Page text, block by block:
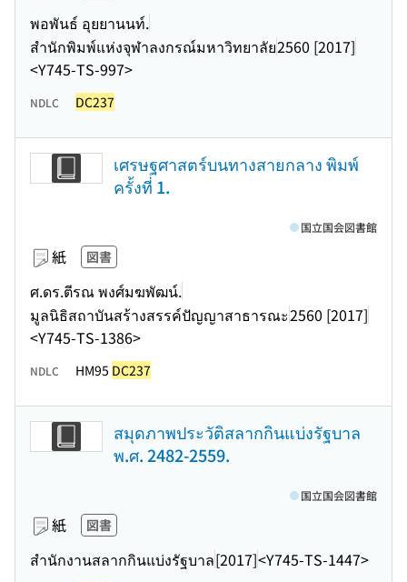
พอพันธ์ อุยยานนท์.
สำนักพิมพ์แห่งจุฬาลงกรณ์มหาวิทยาลัย2560 [2017]
<Y745-TS-997>
NDLC DC237
เศรษฐศาสตร์บนทางสายกลาง พิมพ์
ครั้งที่ 1.
紙 図書
ศ.ดร.ตีรณ พงศ์มฆพัฒน์.
มูลนิธิสถาบันสร้างสรรค์ปัญญาสาธารณะ2560 [2017]
<Y745-TS-1386>
国立国会図書館
NDLC HM95 DC237
สมุดภาพประวัติสลากกินแบ่งรัฐบาล
พ.ศ. 2482-2559.
紙 図書
สำนักงานสลากกินแบ่งรัฐบาล[2017]<Y745-TS-1447>
国立国会図書館